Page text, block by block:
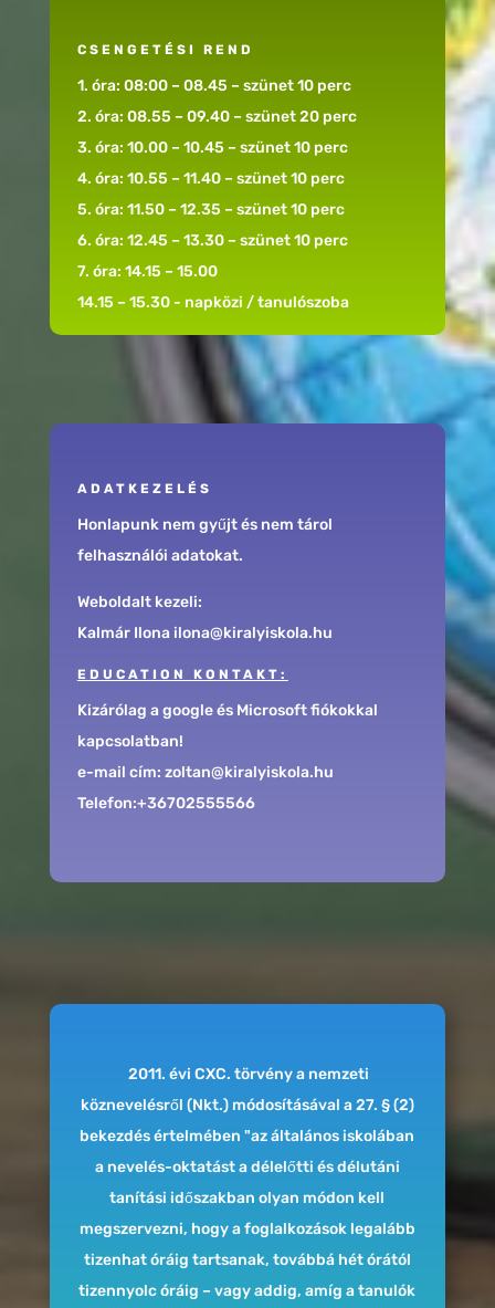
CSENGETÉSI REND
1. óra: 08:00 – 08.45 – szünet 10 perc
2. óra: 08.55 – 09.40 – szünet 20 perc
3. óra: 10.00 – 10.45 – szünet 10 perc
4. óra: 10.55 – 11.40 – szünet 10 perc
5. óra: 11.50 – 12.35 – szünet 10 perc
6. óra: 12.45 – 13.30 – szünet 10 perc
7. óra: 14.15 – 15.00
14.15 – 15.30 - napközi / tanulószoba
ADATKEZELÉS
Honlapunk nem gyűjt és nem tárol
felhasználói adatokat.
Weboldalt kezeli:
Kalmár Ilona ilona@kiralyiskola.hu
EDUCATION KONTAKT:
Kizárólag a google és Microsoft fiókokkal
kapcsolatban!
e-mail cím: zoltan@kiralyiskola.hu
Telefon:+36702555566
2011. évi CXC. törvény a nemzeti
köznevelésről (Nkt.) módosításával a 27. § (2)
bekezdés értelmében "az általános iskolában
a nevelés-oktatást a délelőtti és délutáni
tanítási időszakban olyan módon kell
megszervezni, hogy a foglalkozások legalább
tizenhat óráig tartsanak, továbbá hét órától
tizennyolc óráig – vagy addig, amíg a tanulók